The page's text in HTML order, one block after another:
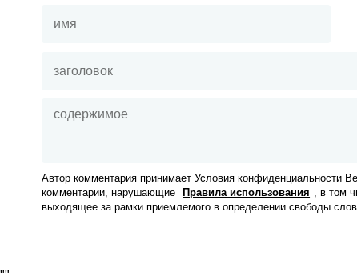
Автор комментария принимает Условия конфиденциальности
комментарии, нарушающие
Правила использования
, в том
выходящее за рамки приемлемого в определении свободы
""